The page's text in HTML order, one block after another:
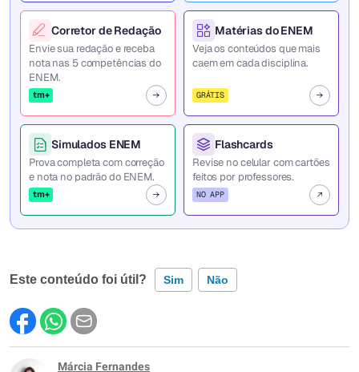
Corretor de Redação
Envie sua redação e receba
nota nas 5 competências do
ENEM.
tm+
Matérias do ENEM
Veja os conteúdos que mais
caem em cada disciplina.
GRÁTIS
Simulados ENEM
Prova completa com correção
e nota no padrão do ENEM.
tm+
Flashcards
Revise no celular com cartões
feitos por professores.
NO APP
Este conteúdo foi útil? Sim Não
Este conteúdo contém informação incorreta
Este conteúdo não tem a informação que procuro
Márcia Fernandes